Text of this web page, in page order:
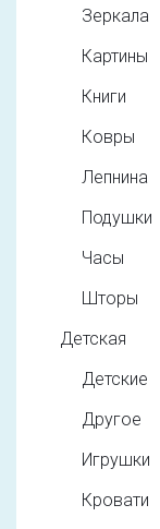
Зеркала
Картины
Книги
Ковры
Лепнина
Подушки
Часы
Шторы
Детская
Детские
Другое
Игрушки
Кровати